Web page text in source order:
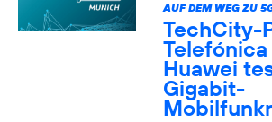
AUF DEM WEG ZU
TechCity-
Huawei
Gigabit-